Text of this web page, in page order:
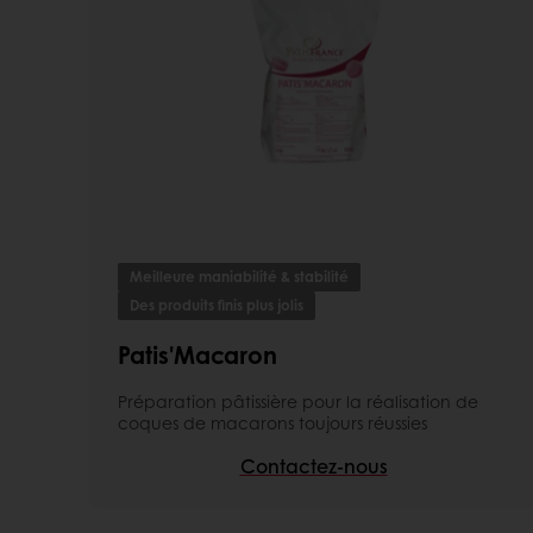
Meilleure maniabilité & stabilité
Des produits finis plus jolis
Patis'Macaron
Préparation pâtissière pour la réalisation de
coques de macarons toujours réussies
Contactez-nous